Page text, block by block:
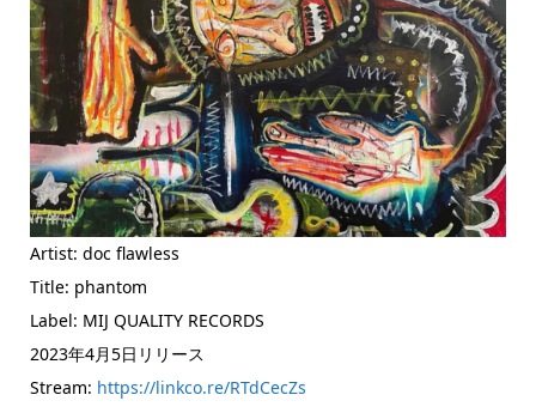
Artist: doc flawless
Title: phantom
Label: MIJ QUALITY RECORDS
2023年4月5日リリース
Stream: https://linkco.re/RTdCecZs